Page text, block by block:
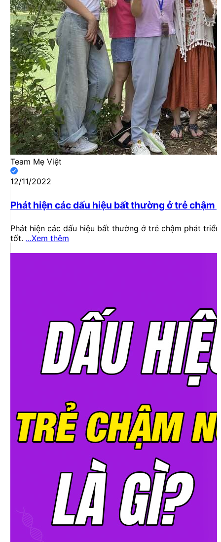
Team Mẹ Việt
12/11/2022
Phát hiện các dấu hiệu bất thường ở trẻ chậm
Phát hiện các dấu hiệu bất thường ở trẻ chậm phát
tốt. ...Xem thêm